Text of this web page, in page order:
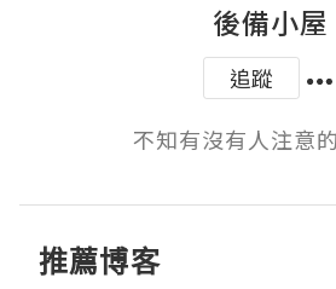
後備小屋
追蹤
不知有沒有人注意
推薦博客